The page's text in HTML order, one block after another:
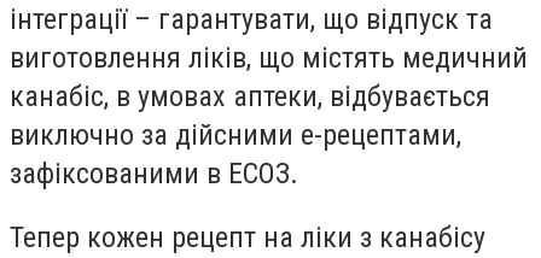
інтеграції – гарантувати, що відпуск та
виготовлення ліків, що містять медичний
канабіс, в умовах аптеки, відбувається
виключно за дійсними е-рецептами,
зафіксованими в ЕСОЗ.
Тепер кожен рецепт на ліки з канабісу